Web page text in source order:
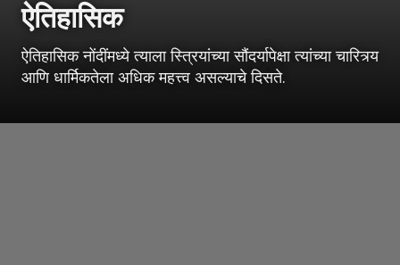
ऐतिहासिक
ऐतिहासिक नोंदींमध्ये त्याला स्त्रियांच्या सौंदर्यापेक्षा त्यांच्या चारित्र्य
आणि धार्मिकतेला अधिक महत्त्व असल्याचे दिसते.